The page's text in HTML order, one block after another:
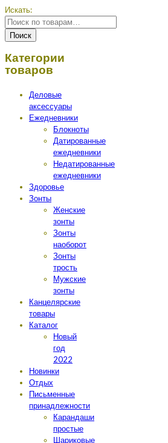
Искать:
Поиск
Категории
товаров
Деловые
аксессуары
Ежедневники
Блокноты
Датированные
ежедневники
Недатированные
ежедневники
Здоровье
Зонты
Женские
зонты
Зонты
наоборот
Зонты
трость
Мужские
зонты
Канцелярские
товары
Каталог
Новый
год
2022
Новинки
Отдых
Письменные
принадлежности
Карандаши
простые
Шариковые